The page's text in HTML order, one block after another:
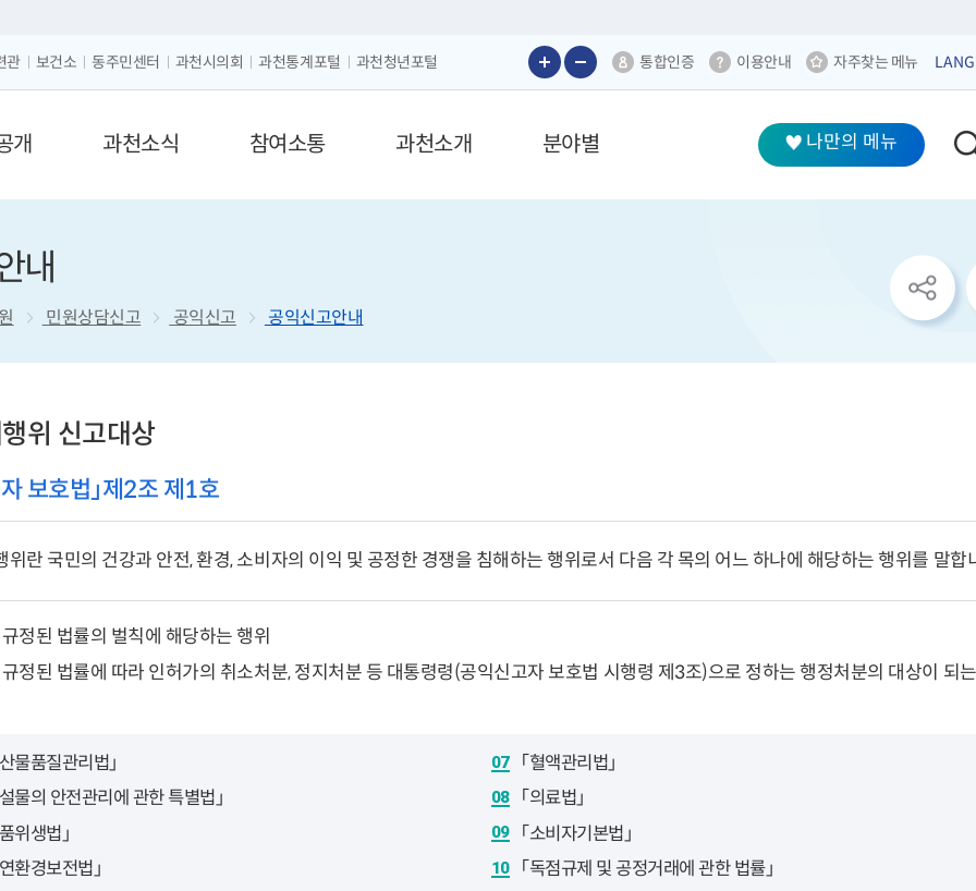
관 보건소 동주민센터 과천시의회 과천통계포털 과천청년포털
보기
작게보기 통합인증 이용안내 자주찾는 메뉴
개 과천소식 참여소통 과천소개 분야별 나만의 메뉴
내
민원상담신고 공익신고 공익신고안내
sns
공
유
리
위 신고대상
보호법」제2조 제1호
위란 국민의 건강과 안전, 환경, 소비자의 이익 및 공정한 경쟁을 침해하는 행위로서 다음 각 목의 어느 하나에 해당하는 행위를 말합
정된 법률의 벌칙에 해당하는 행위
정된 법률에 따라 인허가의 취소처분, 정지처분 등 대통령령(공익신고자 보호법 시행령 제3조)으로 정하는 행정처분의 대상이 되
물품질관리법」
물의 안전관리에 관한 특별법」
위생법」
환경보전법」
「혈액관리법」
「의료법」
「소비자기본법」
「독점규제 및 공정거래에 관한 법률」